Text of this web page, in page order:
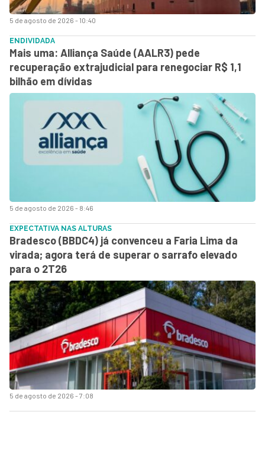
5 de agosto de 2026 - 10:40
5 de agosto de 2026 - 8:46
ENDIVIDADA
Mais uma: Alliança Saúde (AALR3) pede
recuperação extrajudicial para renegociar R$ 1,1
bilhão em dívidas
5 de agosto de 2026 - 7:08
EXPECTATIVA NAS ALTURAS
Bradesco (BBDC4) já convenceu a Faria Lima da
virada; agora terá de superar o sarrafo elevado
para o 2T26